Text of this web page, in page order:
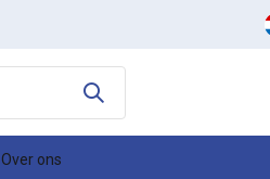
prijs kwaliteit verhouding
Over ons